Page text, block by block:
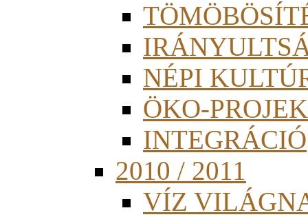
NÉPI
ÖKO-
INTEGRÁCIÓ
2010 / 2011
VÍZ